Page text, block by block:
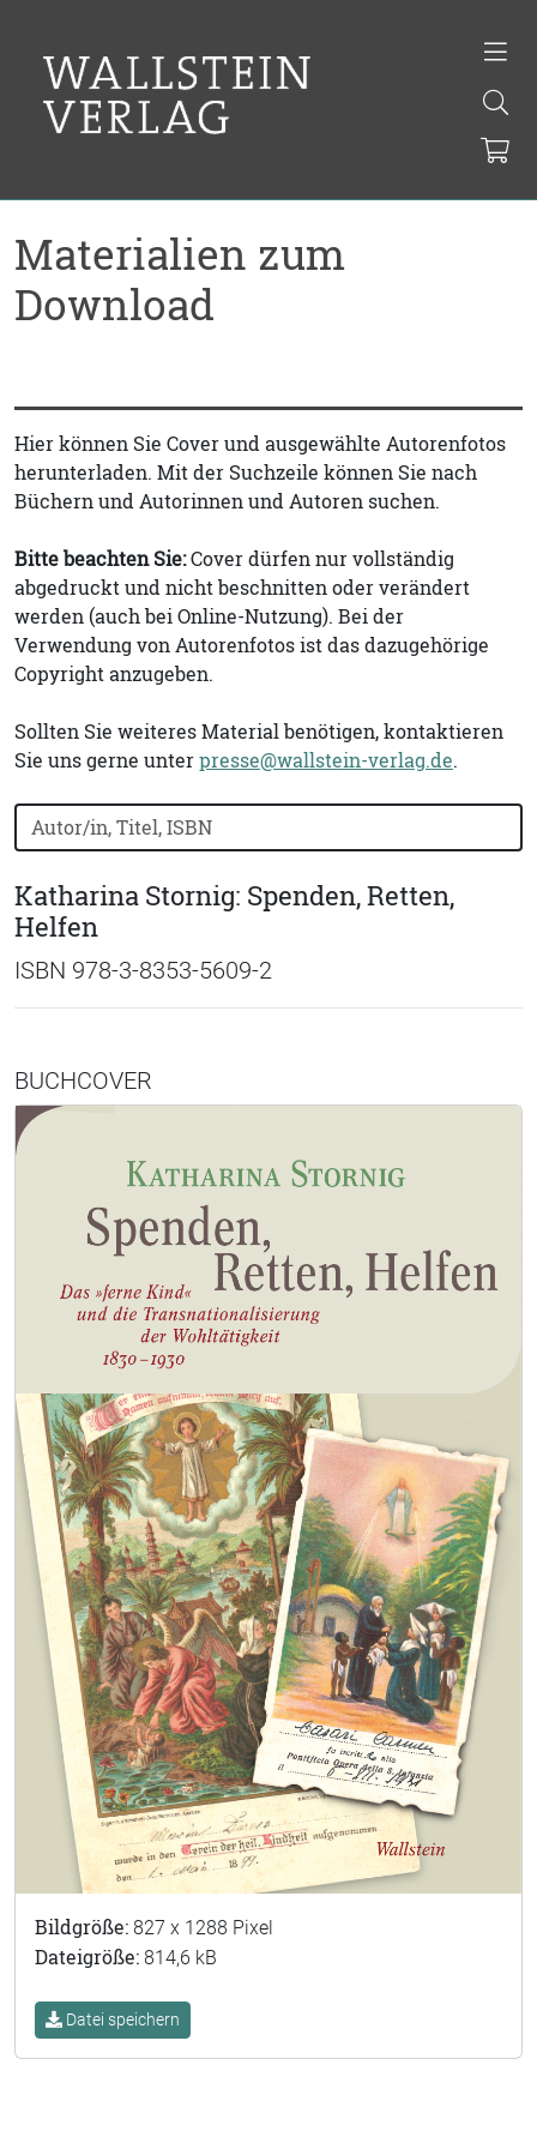
Materialien zum
Download
Hier können Sie Cover und ausgewählte Autorenfotos
herunterladen. Mit der Suchzeile können Sie nach
Büchern und Autorinnen und Autoren suchen.
Bitte beachten Sie:Cover dürfen nur vollständig
abgedruckt und nicht beschnitten oder verändert
werden (auch bei Online-Nutzung). Bei der
Verwendung von Autorenfotos ist das dazugehörige
Copyright anzugeben.
Sollten Sie weiteres Material benötigen, kontaktieren
Sie uns gerne unterpresse@wallstein-verlag.de.
Bücher nach Buchtitel, Autorennamen oder ISBN
Katharina Stornig: Spenden, Retten,
Helfen
ISBN 978-3-8353-5609-2
BUCHCOVER
Bildgröße: 827 x 1288 Pixel
Dateigröße: 814,6 kB
Datei speichern